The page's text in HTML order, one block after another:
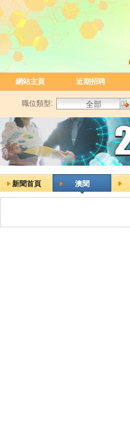
網站主頁 近期招聘
職位類型:
新聞首頁 澳聞